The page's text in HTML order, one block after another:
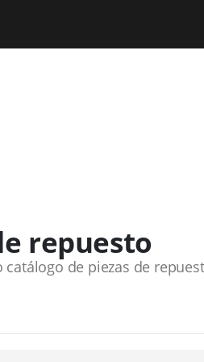
repuesto
catálogo de piezas de